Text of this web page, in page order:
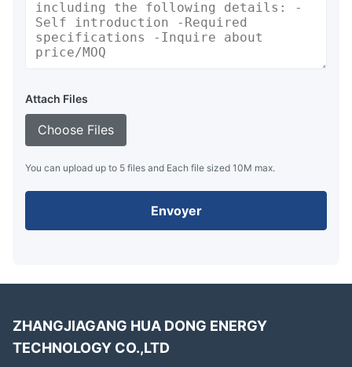
Attach Files
Choose Files
You can upload up to 5 files and Each file sized 10M max.
Envoyer
ZHANGJIAGANG HUA DONG ENERGY
TECHNOLOGY CO.,LTD